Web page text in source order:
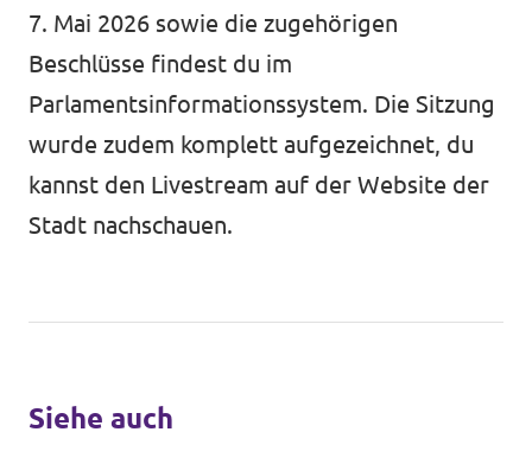
7. Mai 2026 sowie die zugehörigen
Beschlüsse findest du im
Parlamentsinformationssystem. Die Sitzung
wurde zudem komplett aufgezeichnet, du
kannst den Livestream auf der Website der
Stadt nachschauen.
Siehe auch